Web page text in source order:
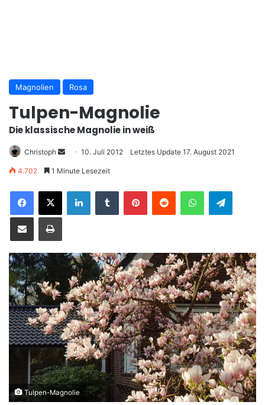
Magnolien Rosa
Tulpen-Magnolie
Die klassische Magnolie in weiß
Christoph
d
s
e
n
e
E
-
M
a
i
l
10. Juli 2012 Letztes Update 17. August 2021
4.702 1 Minute Lesezeit
Tulpen-Magnolie